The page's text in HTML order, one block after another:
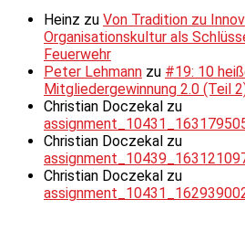
Heinz zu Von Tradition zu
Organisationskultur als
Feuerwehr
Peter Lehmann zu #19: 10
Mitgliedergewinnung 2.0 (Teil
Christian Doczekal zu
Christian Doczekal zu
Christian Doczekal zu